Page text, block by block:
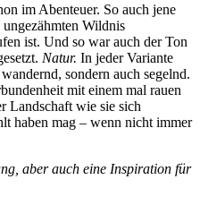
im Abenteuer. So auch jene
ungezähmten Wildnis
ist. Und so war auch der Ton
Natur. In jeder Variante
sondern auch segelnd.
mit einem mal rauen
Landschaft wie sie sich
haben mag – wenn nicht immer
aber auch eine Inspiration für